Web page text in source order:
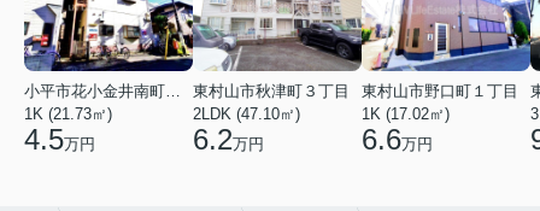
小平市花小金井南町１丁目
1K (21.73㎡)
4.5万円
東村山市秋津町３丁目
2LDK (47.10㎡)
6.2万円
東村山市野口町１丁目
1K (17.02㎡)
6.6万円